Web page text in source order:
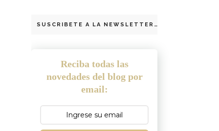
SUSCRIBETE A LA NEWSLETTER
Reciba todas las
novedades del blog por
email: